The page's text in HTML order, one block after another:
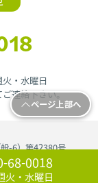
・水曜日
連絡下さい。
68-0018
・水曜日
-6）第42380号
ie9000.jp.All Rights
ページ上部へ